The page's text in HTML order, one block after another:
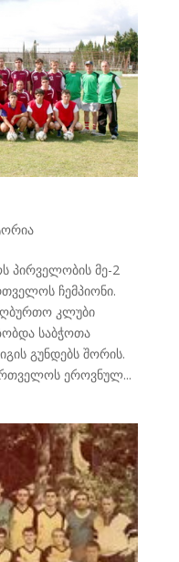
პირველობის მე-2
ჩემპიონი.
კლუბი
საბჭოთა
გუნდებს შორის.
ეროვნულ...